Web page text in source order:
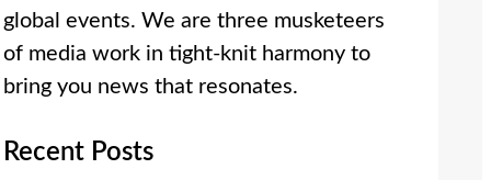
global events. We are three musketeers
of media work in tight-knit harmony to
bring you news that resonates.
Recent Posts